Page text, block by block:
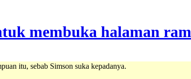
itu, sebab Simson suka kepadanya.